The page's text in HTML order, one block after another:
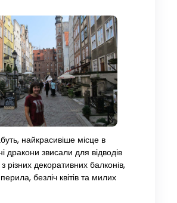
найкрасивіше місце в
дракони звисали для відводів
різних декоративних балконів,
безліч квітів та милих